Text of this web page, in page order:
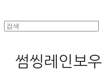
썸씽레인보우